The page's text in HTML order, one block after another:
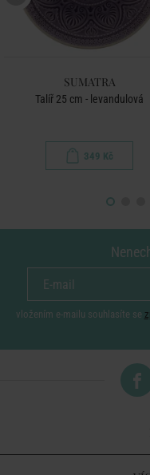
SUMATRA
Talíř 25 cm - levandulová
349 Kč
vložením e-mailu souhlasíte se